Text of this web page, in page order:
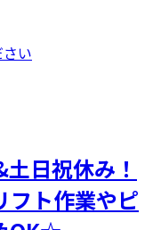
い
日祝休み！
フト作業やピ